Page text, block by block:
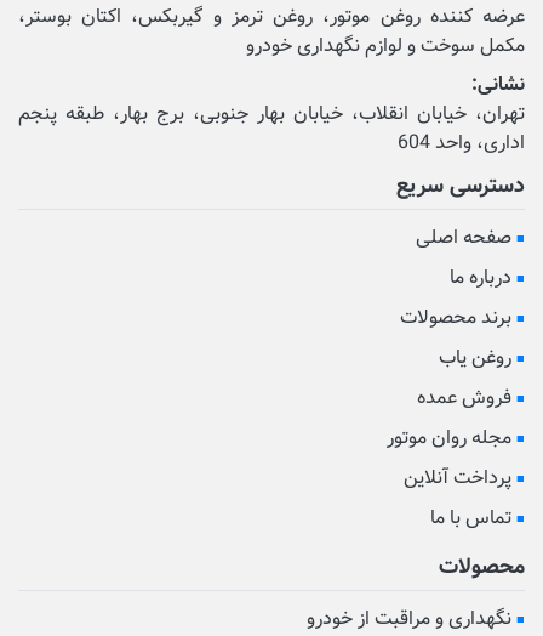
عرضه کننده روغن موتور، روغن ترمز و گیربکس، اکتان بوستر،
مکمل‌ سوخت و لوازم نگهداری خودرو
نشانی:
تهران، خیابان انقلاب، خیابان بهار جنوبی، برج بهار، طبقه پنجم
اداری، واحد 604
دسترسی سریع
صفحه اصلی
درباره ما
برند محصولات
روغن یاب
فروش عمده
مجله روان موتور
پرداخت آنلاین
تماس با ما
محصولات
نگهداری و مراقبت از خودرو